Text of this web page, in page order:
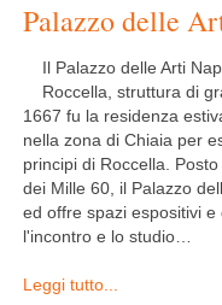
Palazzo delle
Il Palazzo delle Arti
Roccella, struttura di
1667 fu la residenza
nella zona di Chiaia per
principi di Roccella.
dei Mille 60, il Palazzo
ed offre spazi espositivi
l'incontro e lo studio…
Leggi tutto...